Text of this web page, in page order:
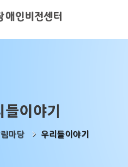
들이야기
마당 우리들이야기